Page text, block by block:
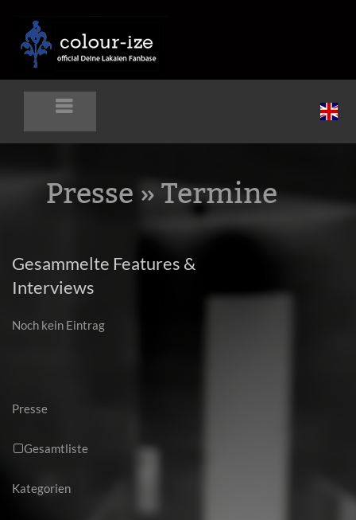
Presse » Termine
Gesammelte Features &
Interviews
Noch kein Eintrag
Presse
Gesamtliste
Kategorien